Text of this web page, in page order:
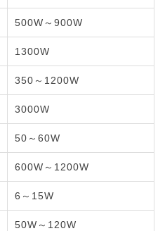
500W～900W
1300W
350～1200W
3000W
50～60W
600W～1200W
6～15W
50W～120W